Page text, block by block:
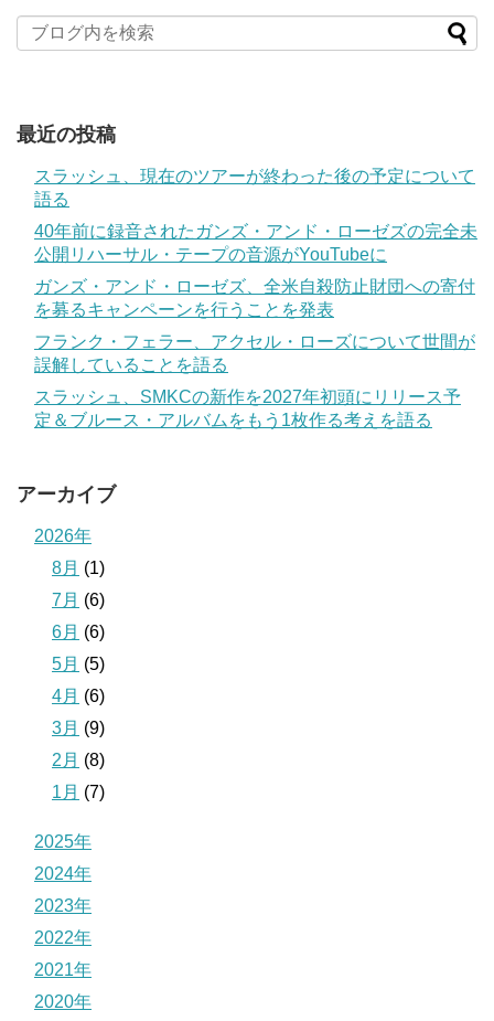
最近の投稿
スラッシュ、現在のツアーが終わった後の予定について
語る
40年前に録音されたガンズ・アンド・ローゼズの完全未
公開リハーサル・テープの音源がYouTubeに
ガンズ・アンド・ローゼズ、全米自殺防止財団への寄付
を募るキャンペーンを行うことを発表
フランク・フェラー、アクセル・ローズについて世間が
誤解していることを語る
スラッシュ、SMKCの新作を2027年初頭にリリース予
定＆ブルース・アルバムをもう1枚作る考えを語る
アーカイブ
2026年
8月 (1)
7月 (6)
6月 (6)
5月 (5)
4月 (6)
3月 (9)
2月 (8)
1月 (7)
2025年
2024年
2023年
2022年
2021年
2020年